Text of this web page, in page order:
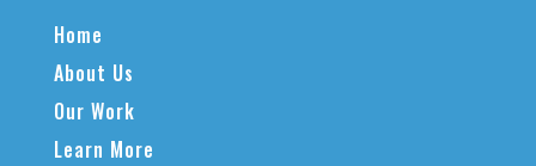
Home
About Us
Our Work
Learn More